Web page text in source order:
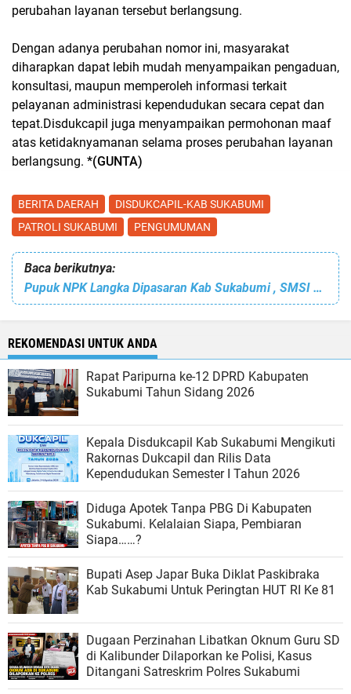
perubahan layanan tersebut berlangsung.
Dengan adanya perubahan nomor ini, masyarakat
diharapkan dapat lebih mudah menyampaikan pengaduan,
konsultasi, maupun memperoleh informasi terkait
pelayanan administrasi kependudukan secara cepat dan
tepat.Disdukcapil juga menyampaikan permohonan maaf
atas ketidaknyamanan selama proses perubahan layanan
berlangsung. *(GUNTA)
BERITA DAERAH
DISDUKCAPIL-KAB SUKABUMI
PATROLI SUKABUMI
PENGUMUMAN
Baca berikutnya:
Pupuk NPK Langka Dipasaran Kab Sukabumi , SMSI Sukabumi Raya Soroti Kinerja KP3 Sukabumi
REKOMENDASI UNTUK ANDA
Rapat Paripurna ke-12 DPRD Kabupaten
Sukabumi Tahun Sidang 2026
Kepala Disdukcapil Kab Sukabumi Mengikuti
Rakornas Dukcapil dan Rilis Data
Kependudukan Semester I Tahun 2026
Diduga Apotek Tanpa PBG Di Kabupaten
Sukabumi. Kelalaian Siapa, Pembiaran
Siapa……?
Bupati Asep Japar Buka Diklat Paskibraka
Kab Sukabumi Untuk Peringtan HUT RI Ke 81
Dugaan Perzinahan Libatkan Oknum Guru SD
di Kalibunder Dilaporkan ke Polisi, Kasus
Ditangani Satreskrim Polres Sukabumi